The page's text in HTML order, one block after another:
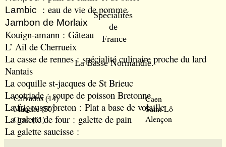
Lambic : eau de vie de pomme
Jambon de Morlaix
Kouign-amann : Gâteau
L’ Ail de Cherrueix
La casse de rennes : spécialité culinaire proche du lard
Nantais
La coquille st-jacques de St Brieuc
Lacotriade :soupe de poisson Bretonne
La frigousse breton : Plat a base de volaille
La galette de four : galette de pain
La galette saucisse :
Spécialités
de
France
La Basse Normandie.
Calvados(14)
Manche(50)
Orne(61)
Caen
Saint-Lô
Alençon